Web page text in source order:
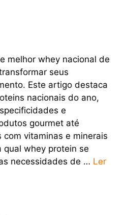
melhor whey nacional de
seus
Este artigo destaca
nacionais do ano,
e
gourmet até
com vitaminas e minerais
qual whey protein se
necessidades de … Ler